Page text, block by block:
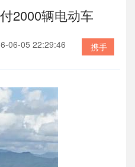
2000辆电动车
携手
06-05 22:29:46